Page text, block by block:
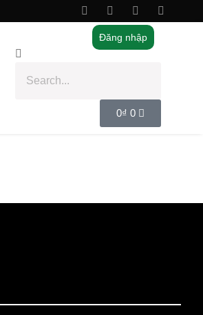
Đăng nhập
0₫ 0